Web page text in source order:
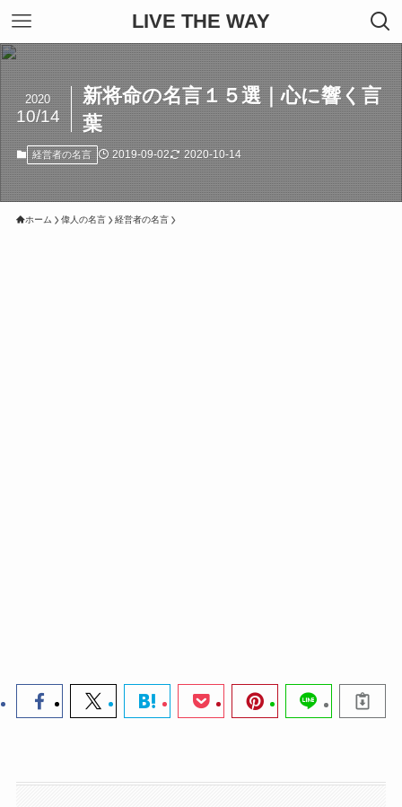
LIVE THE WAY
新将命の名言１５選｜心に響く言
葉
2020
10/14
経営者の名言 2019-09-02 2020-10-14
ホーム 偉人の名言 経営者の名言